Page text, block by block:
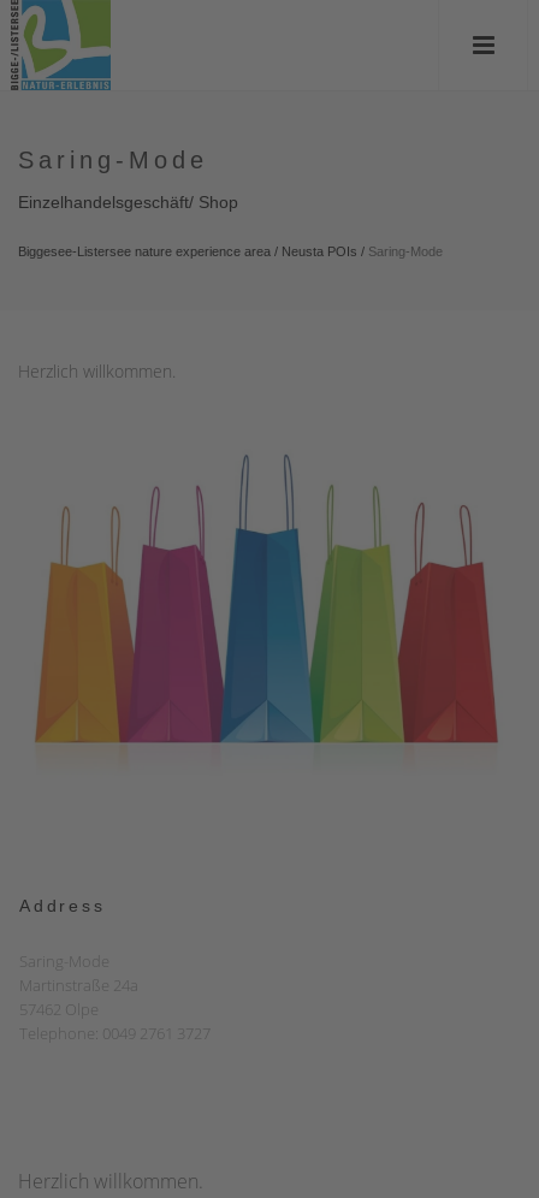
Saring-Mode
Einzelhandelsgeschäft/ Shop
Biggesee-Listersee nature experience area / Neusta POIs / Saring-Mode
Herzlich willkommen.
Address
Saring-Mode
Martinstraße 24a
57462 Olpe
Telephone: 0049 2761 3727
Herzlich willkommen.